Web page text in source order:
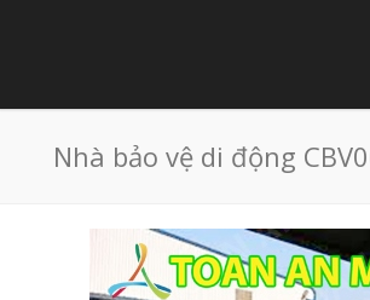
Nhà bảo vệ di động